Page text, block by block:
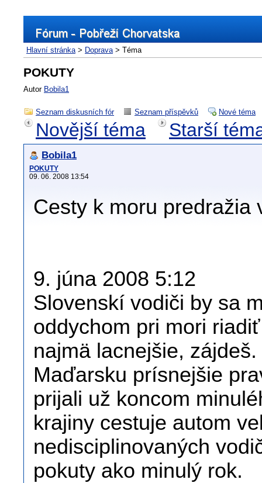
Hlavní stránka> Doprava> Téma
POKUTY
Autor Bobila1
Seznam diskusních fór Seznam příspěvků Nové téma
Novější téma Starší
Bobila1
POKUTY
09. 06. 2008 13:54
Cesty k moru predražia
9. júna 2008 5:12
Slovenskí vodiči by sa
oddychom pri mori
najmä lacnejšie,
Maďarsku prísnejšie
prijali už koncom
krajiny cestuje autom
nedisciplinovaných
pokuty ako minulý rok.